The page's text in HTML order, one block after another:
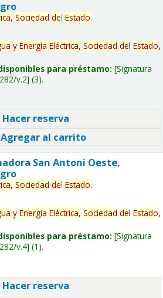
Sociedad del Estado.
y Energía Eléctrica, Sociedad del Estado,
para préstamo: Signatura
v.2 (3).
Hacer reserva
al carrito
San Antoni Oeste,
Sociedad del Estado.
y Energía Eléctrica, Sociedad del Estado,
para préstamo: Signatura
v.4 (1).
Hacer reserva